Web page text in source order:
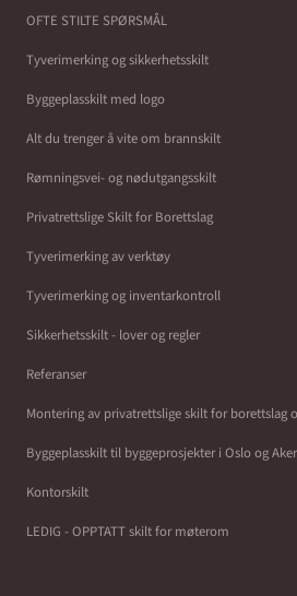
OFTE STILTE SPØRSMÅL
Tyverimerking og sikkerhetsskilt
Byggeplasskilt med logo
Alt du trenger å vite om brannskilt
Rømningsvei- og nødutgangsskilt
Privatrettslige Skilt for Borettslag
Tyverimerking av verktøy
Tyverimerking og inventarkontroll
Sikkerhetsskilt - lover og regler
Referanser
Montering av privatrettslige skilt for borettslag
Byggeplasskilt til byggeprosjekter i Oslo og
Kontorskilt
LEDIG - OPPTATT skilt for møterom